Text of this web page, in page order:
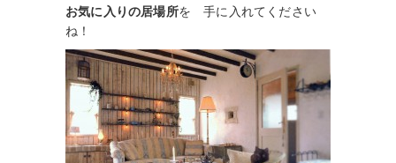
お気に入りの居場所を 手に入れてください
ね！